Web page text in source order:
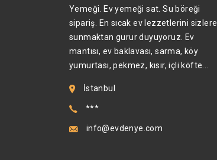
Yemeği. Ev yemeği sat. Su böreği
sipariş. En sıcak ev lezzetlerini sizlere
sunmaktan gurur duyuyoruz. Ev
mantısı, ev baklavası, sarma, köy
yumurtası, pekmez, kısır, içli köfte...
İstanbul
***
info@evdenye.com